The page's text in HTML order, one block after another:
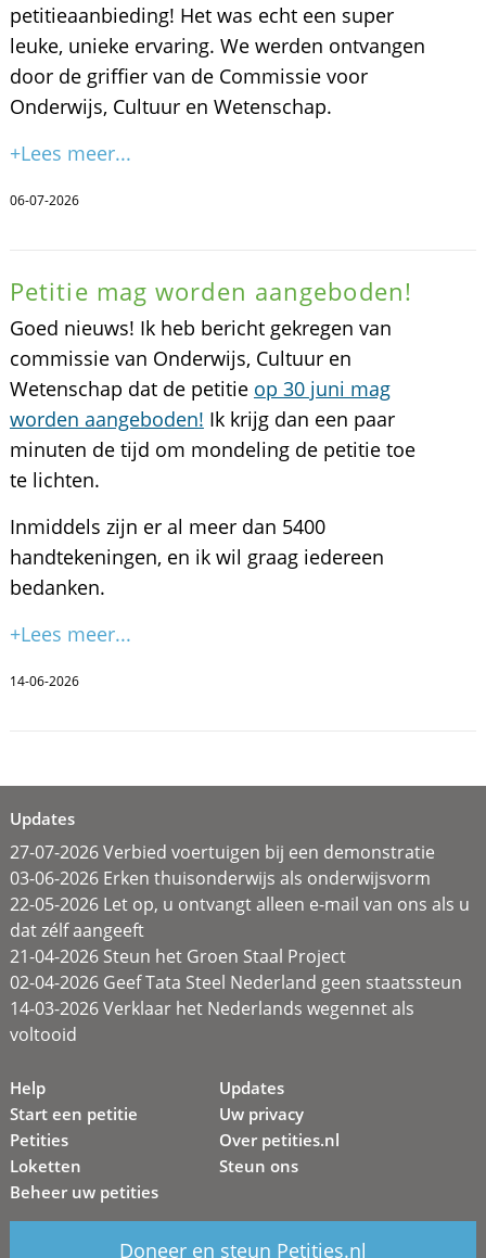
petitieaanbieding! Het was echt een super
leuke, unieke ervaring. We werden ontvangen
door de griffier van de Commissie voor
Onderwijs, Cultuur en Wetenschap.
+Lees meer...
06-07-2026
Petitie mag worden aangeboden!
Goed nieuws! Ik heb bericht gekregen van
commissie van Onderwijs, Cultuur en
Wetenschap dat de petitie op 30 juni mag
worden aangeboden! Ik krijg dan een paar
minuten de tijd om mondeling de petitie toe
te lichten.
Inmiddels zijn er al meer dan 5400
handtekeningen, en ik wil graag iedereen
bedanken.
+Lees meer...
14-06-2026
Updates
27-07-2026 Verbied voertuigen bij een demonstratie
03-06-2026 Erken thuisonderwijs als onderwijsvorm
22-05-2026 Let op, u ontvangt alleen e-mail van ons als u
dat zélf aangeeft
21-04-2026 Steun het Groen Staal Project
02-04-2026 Geef Tata Steel Nederland geen staatssteun
14-03-2026 Verklaar het Nederlands wegennet als
voltooid
Help
Start een petitie
Petities
Loketten
Beheer uw petities
Updates
Uw privacy
Over petities.nl
Steun ons
Doneer en steun Petities.nl